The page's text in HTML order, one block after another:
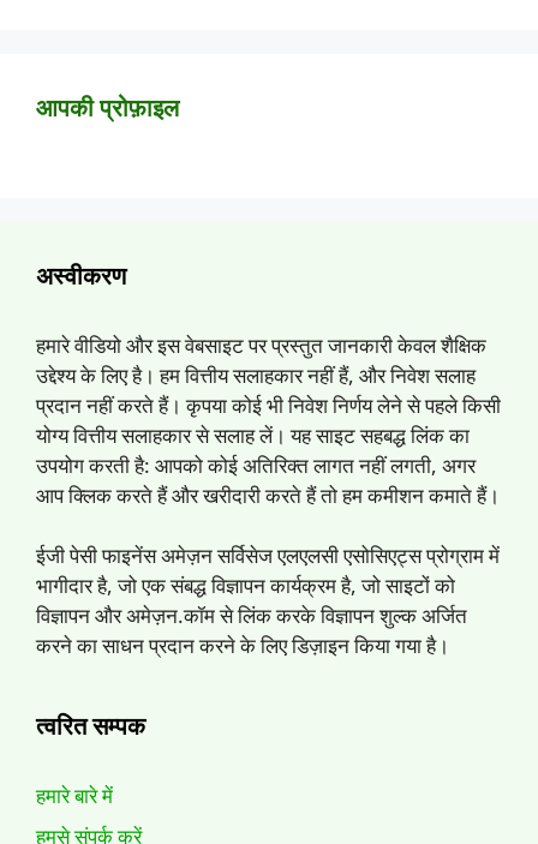
आपकी प्रोफ़ाइल
अस्वीकरण
हमारे वीडियो और इस वेबसाइट पर प्रस्तुत जानकारी केवल शैक्षिक
उद्देश्य के लिए है। हम वित्तीय सलाहकार नहीं हैं, और निवेश सलाह
प्रदान नहीं करते हैं। कृपया कोई भी निवेश निर्णय लेने से पहले किसी
योग्य वित्तीय सलाहकार से सलाह लें। यह साइट सहबद्ध लिंक का
उपयोग करती है: आपको कोई अतिरिक्त लागत नहीं लगती, अगर
आप क्लिक करते हैं और खरीदारी करते हैं तो हम कमीशन कमाते हैं।
ईजी पेसी फाइनेंस अमेज़न सर्विसेज एलएलसी एसोसिएट्स प्रोग्राम में
भागीदार है, जो एक संबद्ध विज्ञापन कार्यक्रम है, जो साइटों को
विज्ञापन और अमेज़न.कॉम से लिंक करके विज्ञापन शुल्क अर्जित
करने का साधन प्रदान करने के लिए डिज़ाइन किया गया है।
त्वरित सम्पक
हमारे बारे में
हमसे संपर्क करें